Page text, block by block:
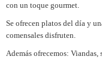
con un toque gourmet.
Se ofrecen platos del día y
comensales disfruten.
Además ofrecemos: Viandas,